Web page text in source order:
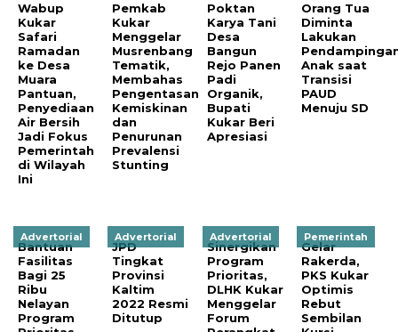
Wabup
Kukar
Safari
Ramadan
ke Desa
Muara
Pantuan,
Penyediaan
Air Bersih
Jadi Fokus
Pemerintah
di Wilayah
Ini
Pemkab
Kukar
Menggelar
Musrenbang
Tematik,
Membahas
Pengentasan
Kemiskinan
dan
Penurunan
Prevalensi
Stunting
Poktan
Karya Tani
Desa
Bangun
Rejo Panen
Padi
Organik,
Bupati
Kukar Beri
Apresiasi
Orang Tua
Diminta
Lakukan
Anak saat
Transisi
PAUD
Menuju SD
Advertorial
Bantuan
Fasilitas
Bagi 25
Ribu
Nelayan
Program
Advertorial
JPD
Tingkat
Provinsi
Kaltim
2022 Resmi
Ditutup
Advertorial
Sinergikan
Program
Prioritas,
DLHK Kukar
Menggelar
Forum
Pemerintah
Gelar
Rakerda,
PKS Kukar
Optimis
Rebut
Sembilan